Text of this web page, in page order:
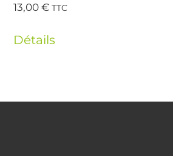
13,00€ TTC
Détails